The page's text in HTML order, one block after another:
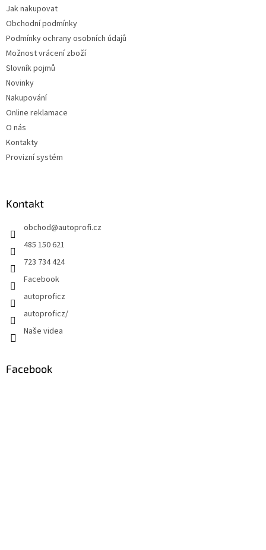
Jak nakupovat
Obchodní podmínky
Podmínky ochrany osobních údajů
Možnost vrácení zboží
Slovník pojmů
Novinky
Nakupování
Online reklamace
O nás
Kontakty
Provizní systém
Kontakt
obchod@autoprofi.cz
485 150 621
723 734 424
Facebook
autoproficz
autoproficz/
Naše videa
Facebook